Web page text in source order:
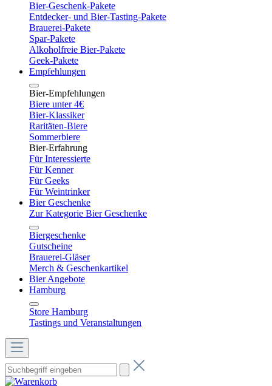
Bier-Geschenk-Pakete
Entdecker- und Bier-Tasting-Pakete
Brauerei-Pakete
Spar-Pakete
Alkoholfreie Bier-Pakete
Geek-Pakete
Empfehlungen
Bier-Empfehlungen
Biere unter 4€
Bier-Klassiker
Raritäten-Biere
Sommerbiere
Bier-Erfahrung
Für Interessierte
Für Kenner
Für Geeks
Für Weintrinker
Bier Geschenke
Zur Kategorie Bier Geschenke
Biergeschenke
Gutscheine
Brauerei-Gläser
Merch & Geschenkartikel
Bier Angebote
Hamburg
Store Hamburg
Tastings und Veranstaltungen